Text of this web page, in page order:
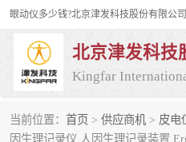
北京津发科技
Kingfar
当前位置： 首页 > 供应商机 > 皮电
因生理记录仪 人因生理记录装置
皮电仪